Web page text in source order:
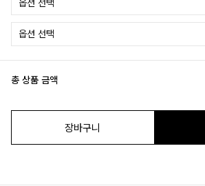
총 상품 금액
장바구니